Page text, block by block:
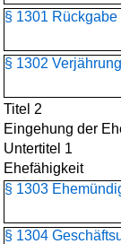
§ 1301
§ 1302 Verjährung
Titel 2
Eingehung der
Untertitel 1
Ehefähigkeit
§ 1303
§ 1304